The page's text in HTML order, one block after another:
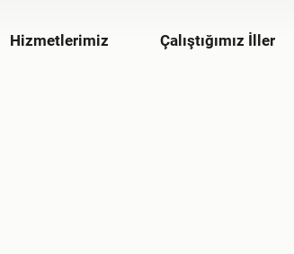
Hizmetlerimiz Çalıştığımız İller